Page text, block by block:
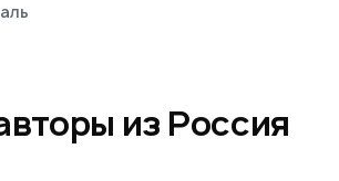
из Россия